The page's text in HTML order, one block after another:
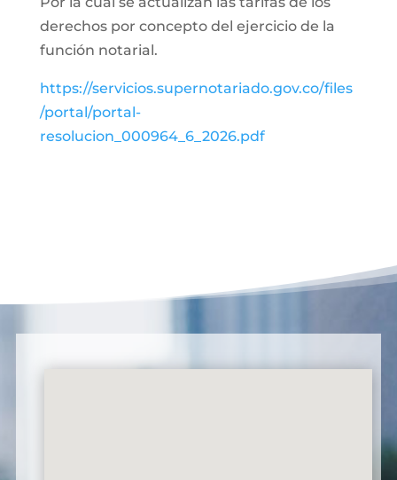
derechos por concepto del ejercicio de la
función notarial.
https://servicios.supernotariado.gov.co/files
/portal/portal-
resolucion_000964_6_2026.pdf